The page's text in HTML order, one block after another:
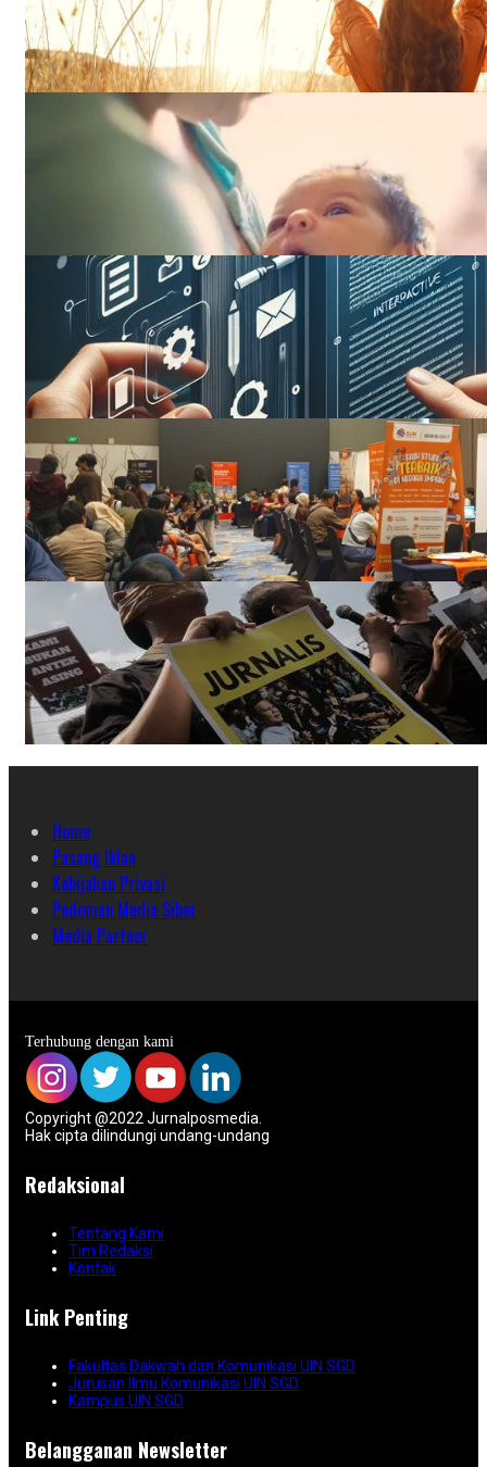
Home
Pasang Iklan
Kebijakan Privasi
Pedoman Media Siber
Media Partner
Terhubung dengan kami
Copyright @2022 Jurnalposmedia.
Hak cipta dilindungi undang-undang
Redaksional
Tentang Kami
Tim Redaksi
Kontak
Link Penting
Fakultas Dakwah dan Komunikasi UIN SGD
Jurusan Ilmu Komunikasi UIN SGD
Kampus UIN SGD
Belangganan Newsletter